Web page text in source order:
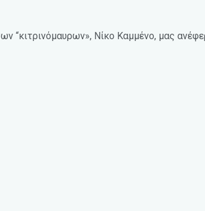
“κιτρινόμαυρων», Νίκο Καμμένο, μας